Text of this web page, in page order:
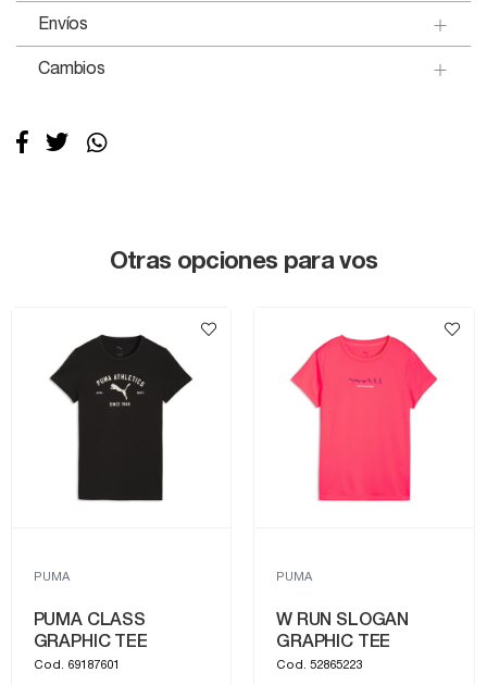
Envíos
Cambios
Otras opciones para vos
PUMA
PUMA CLASS
GRAPHIC TEE
Cod. 69187601
PUMA
W RUN SLOGAN
GRAPHIC TEE
Cod. 52865223